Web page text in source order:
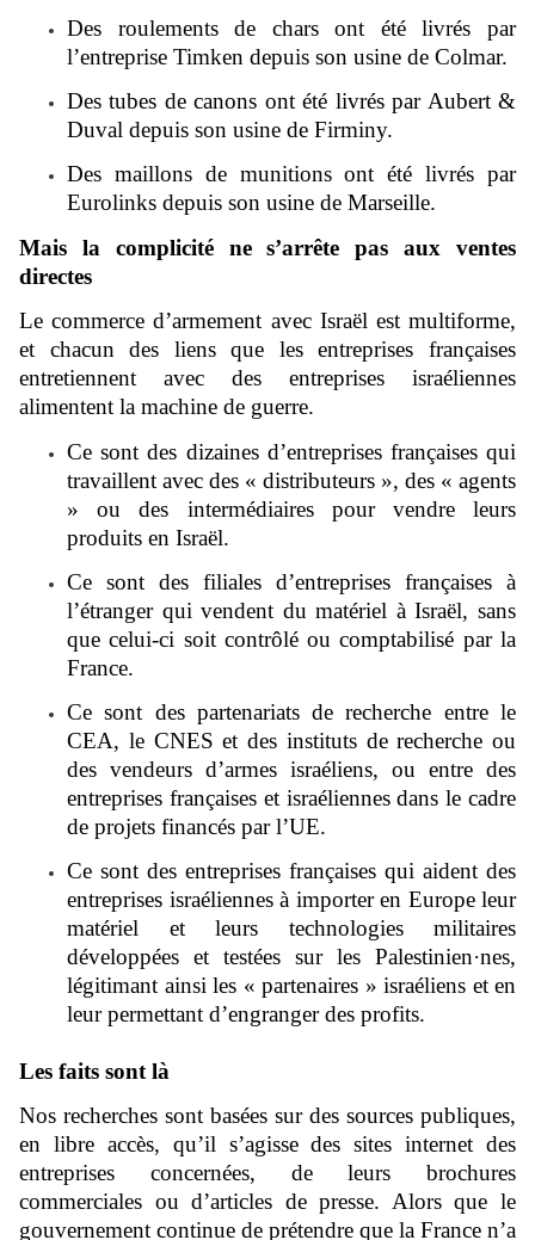
Des roulements de chars ont été livrés par
l’entreprise Timken depuis son usine de Colmar.
Des tubes de canons ont été livrés par Aubert &
Duval depuis son usine de Firminy.
Des maillons de munitions ont été livrés par
Eurolinks depuis son usine de Marseille.
Mais la complicité ne s’arrête pas aux ventes
directes
Le commerce d’armement avec Israël est multiforme,
et chacun des liens que les entreprises françaises
entretiennent avec des entreprises israéliennes
alimentent la machine de guerre.
Ce sont des dizaines d’entreprises françaises qui
travaillent avec des « distributeurs », des « agents
» ou des intermédiaires pour vendre leurs
produits en Israël.
Ce sont des filiales d’entreprises françaises à
l’étranger qui vendent du matériel à Israël, sans
que celui-ci soit contrôlé ou comptabilisé par la
France.
Ce sont des partenariats de recherche entre le
CEA, le CNES et des instituts de recherche ou
des vendeurs d’armes israéliens, ou entre des
entreprises françaises et israéliennes dans le cadre
de projets financés par l’UE.
Ce sont des entreprises françaises qui aident des
entreprises israéliennes à importer en Europe leur
matériel et leurs technologies militaires
développées et testées sur les Palestinien·nes,
légitimant ainsi les « partenaires » israéliens et en
leur permettant d’engranger des profits.
Les faits sont là
Nos recherches sont basées sur des sources publiques,
en libre accès, qu’il s’agisse des sites internet des
entreprises concernées, de leurs brochures
commerciales ou d’articles de presse. Alors que le
gouvernement continue de prétendre que la France n’a